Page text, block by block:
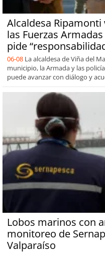
Alcaldesa
las Fuerzas
pide
06-08 La alcaldesa de Viña del
municipio, la Armada y las
puede avanzar con diálogo y
Lobos marinos con
monitoreo de
Valparaíso